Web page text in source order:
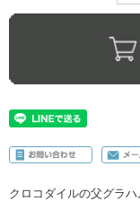
クロコダイルの父グラ